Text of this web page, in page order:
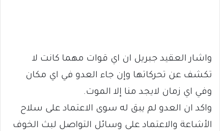
واشار العقيد جبريل ان اي قوات مهما كانت لا
تكشف عن تحركاتها وإن جاء العدو في اي مكان
وفي اي زمان لايجد منا إلا الموت.
واكد ان العدو لم يبق له سوى الاعتماد على سلاح
الأشاعة والاعتماد على وسائل التواصل لبث الخوف